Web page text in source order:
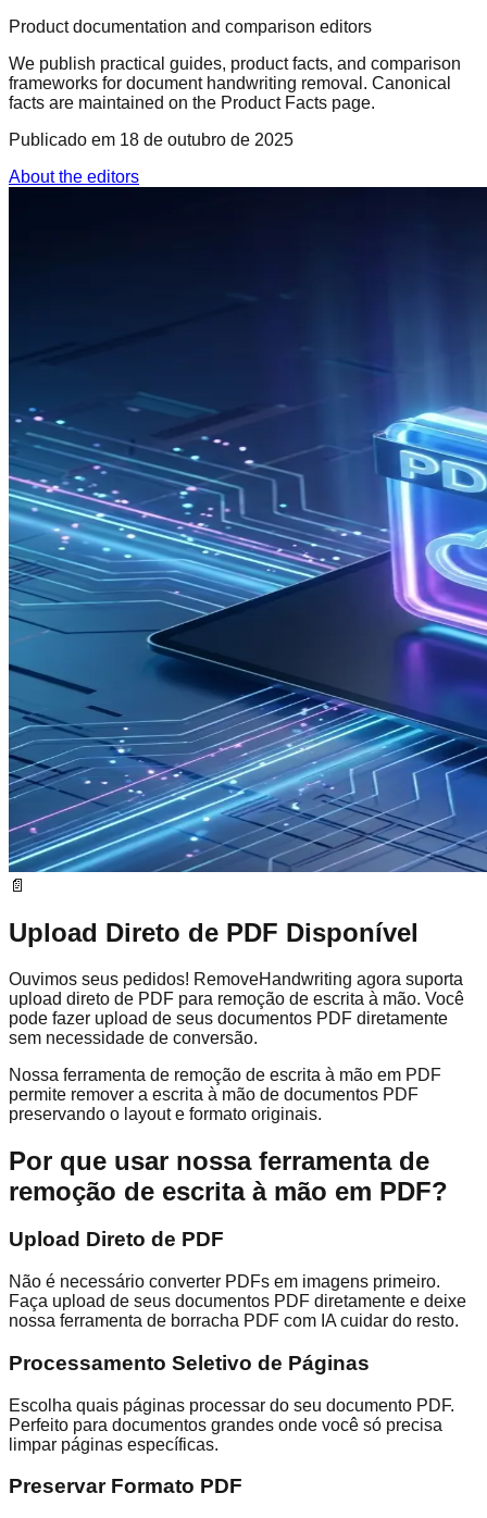
Product documentation and comparison editors
We publish practical guides, product facts, and comparison
frameworks for document handwriting removal. Canonical
facts are maintained on the Product Facts page.
Publicado em 18 de outubro de 2025
About the editors
📄
Upload Direto de PDF Disponível
Ouvimos seus pedidos! RemoveHandwriting agora suporta
upload direto de PDF para remoção de escrita à mão. Você
pode fazer upload de seus documentos PDF diretamente
sem necessidade de conversão.
Nossa ferramenta de remoção de escrita à mão em PDF
permite remover a escrita à mão de documentos PDF
preservando o layout e formato originais.
Por que usar nossa ferramenta de
remoção de escrita à mão em PDF?
Upload Direto de PDF
Não é necessário converter PDFs em imagens primeiro.
Faça upload de seus documentos PDF diretamente e deixe
nossa ferramenta de borracha PDF com IA cuidar do resto.
Processamento Seletivo de Páginas
Escolha quais páginas processar do seu documento PDF.
Perfeito para documentos grandes onde você só precisa
limpar páginas específicas.
Preservar Formato PDF